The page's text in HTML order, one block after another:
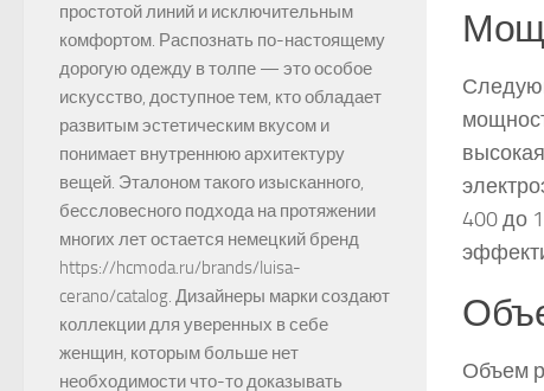
400 до
Объем
простотой линий и исключительным
комфортом. Распознать по-настоящему
дорогую одежду в толпе — это особое
искусство, доступное тем, кто обладает
развитым эстетическим вкусом и
понимает внутреннюю архитектуру
вещей. Эталоном такого изысканного,
бессловесного подхода на протяжении
многих лет остается немецкий бренд
https://hcmoda.ru/brands/luisa-
cerano/catalog. Дизайнеры марки создают
коллекции для уверенных в себе
женщин, которым больше нет
необходимости что-то доказывать